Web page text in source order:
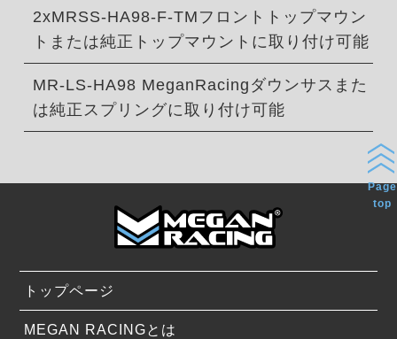
2xMRSS-HA98-F-TMフロントトップマウン
トまたは純正トップマウントに取り付け可能
MR-LS-HA98 MeganRacingダウンサスまた
は純正スプリングに取り付け可能
トップページ
MEGAN RACINGとは
Page
top